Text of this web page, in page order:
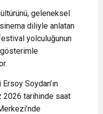
geleneksel
diliyle anlatan
yolculuğunun
gösterimle
Soydan’ın
2026 tarihinde saat